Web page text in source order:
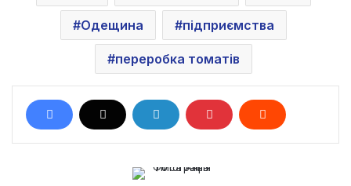
Одещина підприємства
переробка томатів